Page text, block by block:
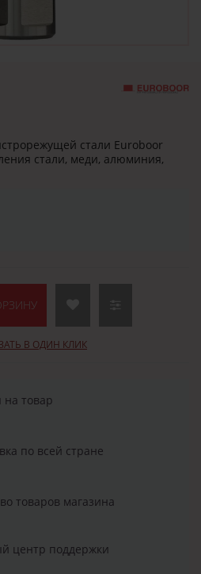
стали Euroboor
стали, меди, алюминия,
В ОДИН КЛИК
на товар
по всей стране
товаров магазина
центр поддержки